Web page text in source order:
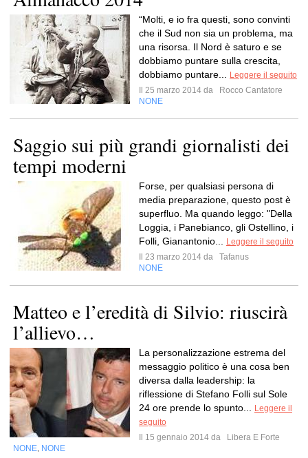
“Molti, e io fra questi, sono convinti
che il Sud non sia un problema, ma
una risorsa. Il Nord è saturo e se
dobbiamo puntare sulla crescita,
dobbiamo puntare...
Leggere il seguito
Il 25 marzo 2014 da
Rocco Cantatore
NONE
Saggio sui più grandi giornalisti dei
tempi moderni
Forse, per qualsiasi persona di
media preparazione, questo post è
superfluo. Ma quando leggo: "Della
Loggia, i Panebianco, gli Ostellino, i
Folli, Gianantonio...
Leggere il seguito
Il 23 marzo 2014 da
Tafanus
NONE
Matteo e l’eredità di Silvio: riuscirà
l’allievo…
La personalizzazione estrema del
messaggio politico è una cosa ben
diversa dalla leadership: la
riflessione di Stefano Folli sul Sole
24 ore prende lo spunto...
Leggere il
seguito
Il 15 gennaio 2014 da
Libera E Forte
NONE NONE